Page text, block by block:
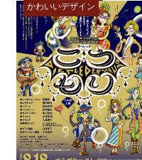
かわいいデザイン